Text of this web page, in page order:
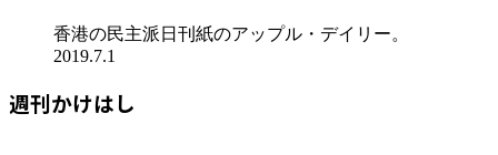
香港の民主派日刊紙のアップル・デイリー。
2019.7.1
週刊かけはし